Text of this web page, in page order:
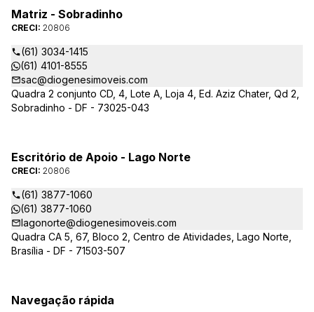
Matriz - Sobradinho
CRECI: 20806
(61) 3034-1415
(61) 4101-8555
sac@diogenesimoveis.com
Quadra 2 conjunto CD, 4, Lote A, Loja 4, Ed. Aziz Chater, Qd 2,
Sobradinho - DF - 73025-043
Escritório de Apoio - Lago Norte
CRECI: 20806
(61) 3877-1060
(61) 3877-1060
lagonorte@diogenesimoveis.com
Quadra CA 5, 67, Bloco 2, Centro de Atividades, Lago Norte,
Brasília - DF - 71503-507
Navegação rápida